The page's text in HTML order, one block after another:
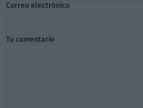
Correo electrónico
Tu comentario